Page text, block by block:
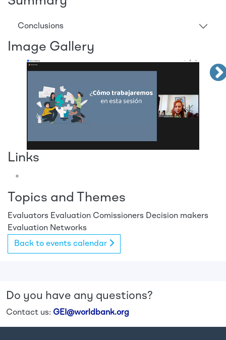
Conclusions
Image Gallery
Links
Topics and Themes
Evaluators Evaluation Comissioners Decision makers
Evaluation Networks
Back to events calendar
Do you have any questions?
Contact us: GEI@worldbank.org